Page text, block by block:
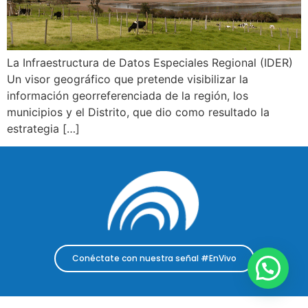
La Infraestructura de Datos Especiales Regional (IDER)
Un visor geográfico que pretende visibilizar la
información georreferenciada de la región, los
municipios y el Distrito, que dio como resultado la
estrategia […]
Conéctate con nuestra señal #EnVivo